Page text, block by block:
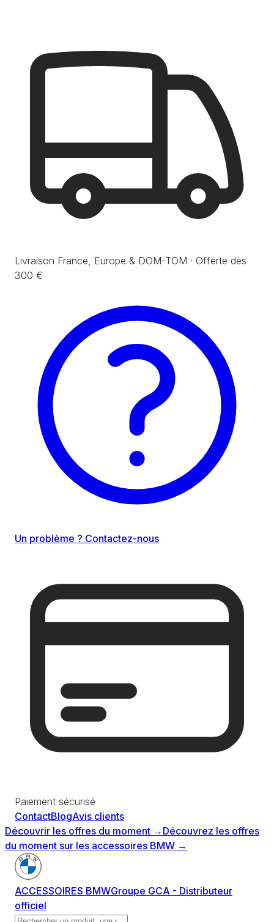
Livraison France, Europe & DOM-TOM · Offerte dès
300 €
Un problème ? Contactez-nous
Paiement sécurisé
ContactBlogAvis clients
Découvrir les offres du moment → Découvrez les offres
du moment sur les accessoires BMW →
ACCESSOIRES BMWGroupe GCA - Distributeur
officiel